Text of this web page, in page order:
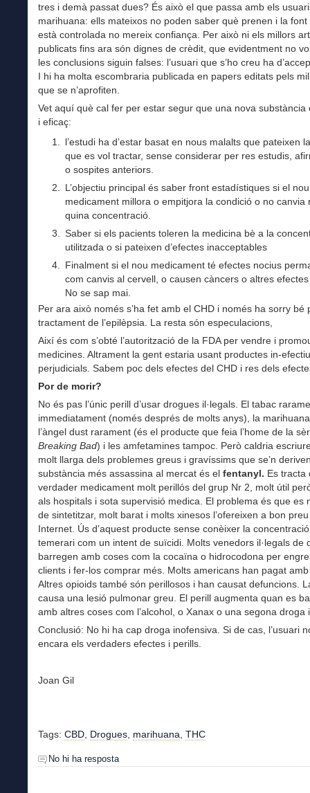
tres i demà passat dues? És això el que passa amb els
marihuana: ells mateixos no poden saber què prenen i la font
està controlada no mereix confiança. Per això ni els millors
publicats fins ara són dignes de crèdit, que evidentment no
les conclusions siguin falses: l’usuari que s’ho creu ha
I hi ha molta escombraria publicada en papers editats pels
que se n’aprofiten.
Vet aquí què cal fer per estar segur que una nova substància
i eficaç:
l’estudi ha d’estar basat en nous malalts que pateixen
que es vol tractar, sense considerar per res estudis,
o sospites anteriors.
L’objectiu principal és saber front estadístiques si el nou
medicament millora o empitjora la condició o no canvia
quina concentració.
Saber si els pacients toleren la medicina bè a la
utilitzada o si pateixen d’efectes inacceptables
Finalment si el nou medicament té efectes nocius
com canvis al cervell, o causen càncers o altres
No se sap mai.
Per ara això només s’ha fet amb el CHD i només ha sorry bé
tractament de l’epilèpsia. La resta són especulacions,
Així és com s’obté l’autorització de la FDA per vendre i
medicines. Altrament la gent estaria usant productes in-
perjudicials. Sabem poc dels efectes del CHD i res dels
Por de morir?
No és pas l’únic perill d’usar drogues il·legals. El tabac
immediatament (només després de molts anys), la
l’àngel dust rarament (és el producte que feia l’home de la
Breaking Bad) i les amfetamines tampoc. Però caldria
molt llarga dels problemes greus i gravíssims que se’n
substància més assassina al mercat és el fentanyl. Es tracta
verdader medicament molt perillós del grup Nr 2, molt útil
als hospitals i sota supervisió medica. El problema és que es
de sintetitzar, molt barat i molts xinesos l’ofereixen a bon
Internet. Ús d’aquest producte sense conèixer la
temerari com un intent de suïcidi. Molts venedors il·legals de
barregen amb coses com la cocaïna o hidrocodona per
clients i fer-los comprar més. Molts americans han pagat
Altres opioids també són perillosos i han causat defuncions.
causa una lesió pulmonar greu. El perill augmenta quan es
amb altres coses com l’alcohol, o Xanax o una segona droga
Conclusió: No hi ha cap droga inofensiva. Si de cas, l’usuari
encara els verdaders efectes i perills.
Joan Gil
Tags: CBD Drogues marihuana THC
No hi ha resposta